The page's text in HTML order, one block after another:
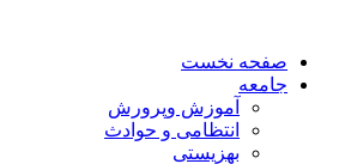
صفحه نخست
جامعه
آموزش وپرورش
انتظامی و حوادث
بهزیستی